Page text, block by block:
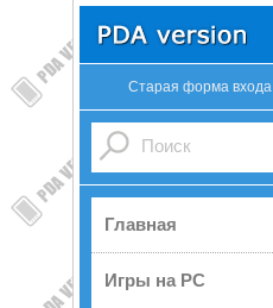
Старая форма входа
Главная
Игры на PC